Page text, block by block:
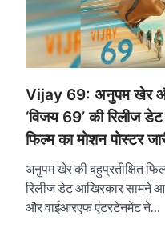
Vijay 69: अनुपम खेर
‘विजय 69’ की रिलीज डेट
फिल्म का मोशन पोस्टर
अनुपम खेर की बहुप्रतीक्षित
रिलीज डेट आखिरकार सामने
और वाईआरएफ एंटरटेनमेंट ने…